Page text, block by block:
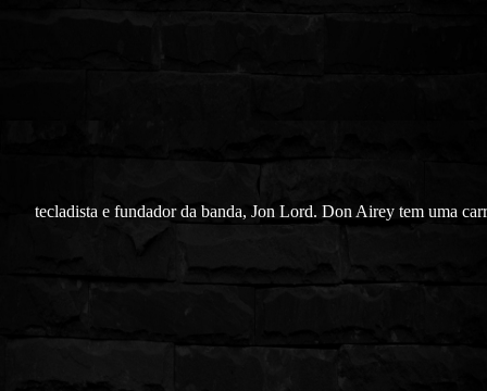
tecladista e fundador da banda, Jon Lord. Don Airey tem uma